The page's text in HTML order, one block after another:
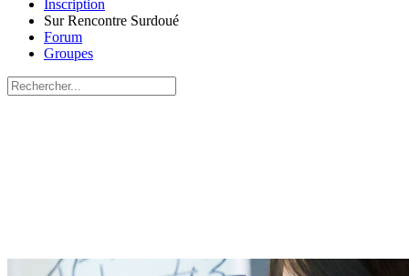
Inscription
Sur Rencontre Surdoué
Forum
Groupes
Recherche
pour: